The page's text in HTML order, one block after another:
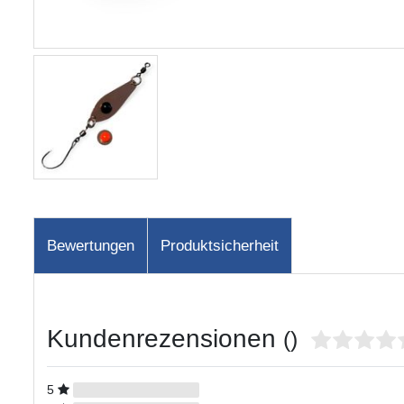
Bewertungen Produktsicherheit
Kundenrezensionen ()
5